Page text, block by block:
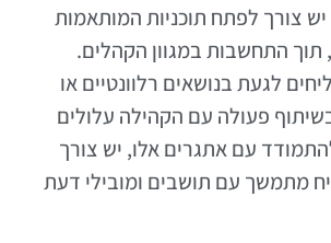
צורך לפתח תוכניות המותאמות
תוך התחשבות במגוון הקהלים.
לגעת בנושאים רלוונטיים או
פעולה עם הקהילה עלולים
עם אתגרים אלו, יש צורך
מתמשך עם תושבים ומובילי דעת